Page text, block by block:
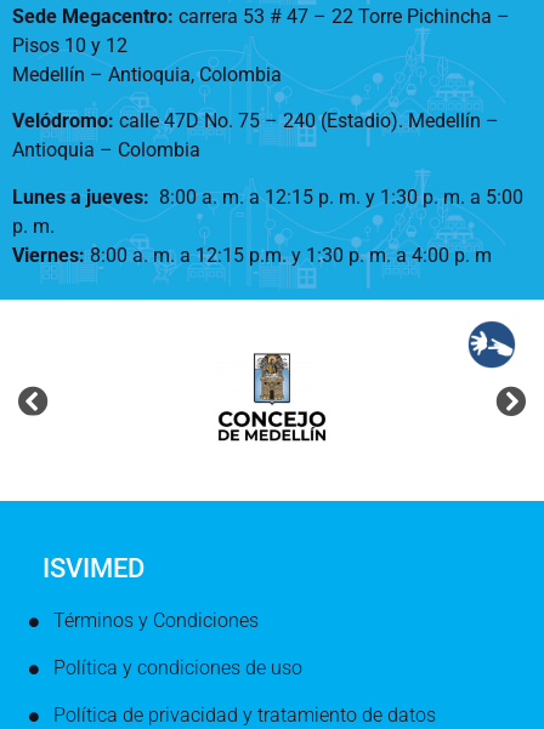
Sede Megacentro: carrera 53 # 47 – 22 Torre Pichincha –
Pisos 10 y 12
Medellín – Antioquia, Colombia
Velódromo: calle 47D No. 75 – 240 (Estadio). Medellín –
Antioquia – Colombia
Lunes a jueves: 8:00 a. m. a 12:15 p. m. y 1:30 p. m. a 5:00
p. m.
Viernes:8:00 a. m. a 12:15 p.m. y 1:30 p. m. a 4:00 p. m
ISVIMED
Términos y Condiciones
Política y condiciones de uso
Política de privacidad y tratamiento de datos